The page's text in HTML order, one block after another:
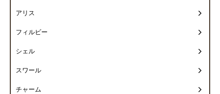
アリス
フィルビー
シェル
スワール
チャーム